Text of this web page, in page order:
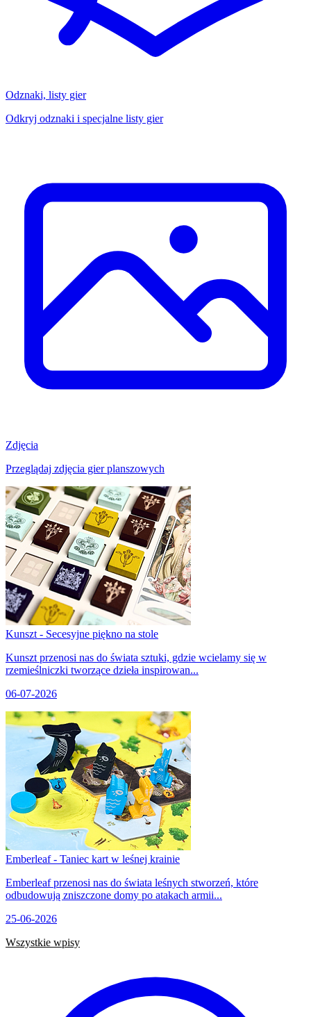
Odznaki, listy gier
Odkryj odznaki i specjalne listy gier
Zdjęcia
Przeglądaj zdjęcia gier planszowych
Kunszt - Secesyjne piękno na stole
Kunszt przenosi nas do świata sztuki, gdzie wcielamy się w
rzemieślniczki tworzące dzieła inspirowan...
06-07-2026
Emberleaf - Taniec kart w leśnej krainie
Emberleaf przenosi nas do świata leśnych stworzeń, które
odbudowują zniszczone domy po atakach armii...
25-06-2026
Wszystkie wpisy